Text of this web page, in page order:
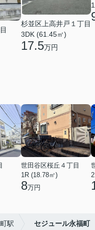
杉並区上高井戸１丁目
3DK (61.45㎡)
17.5万円
世田谷区桜丘４丁目
1R (18.78㎡)
8万円
駅 セジュール永福町